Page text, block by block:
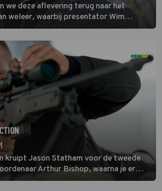
we deze aflevering terug naar het
weleer, waarbij presentator Wim
op reis door de tijd aan de hand van
verschillende decennia. (HH)
kruipt Jason Statham voor de tweede
Arthur Bishop, waarna je er
er van Bishops geplande pensioen niet